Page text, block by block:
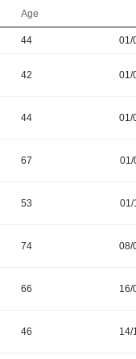
Age
44 01/
42 01/
44 01/
67 01/
53 01/
74 08/
66 16/
46 14/